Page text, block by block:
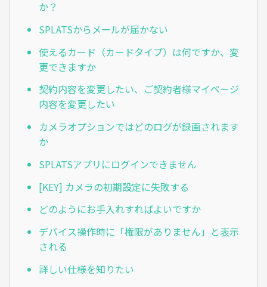
か？
SPLATSからメールが届かない
使えるカード（カードタイプ）は何ですか、変
更できますか
契約内容を変更したい、ご契約者様マイページ
内容を変更したい
カメラオプションではどのログが録画されます
か
SPLATSアプリにログインできません
[KEY] カメラの初期設定に失敗する
どのようにお手入れすればよいですか
デバイス操作時に「権限がありません」と表示
される
詳しい仕様を知りたい